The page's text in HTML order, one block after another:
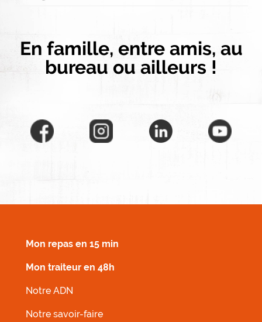
En famille, entre amis, au
bureau ou ailleurs !
Mon repas en 15 min
Mon traiteur en 48h
Notre ADN
Notre savoir-faire